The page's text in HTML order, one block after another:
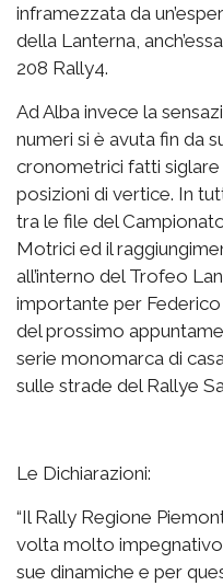
inframezzata da
della Lanterna,
208 Rally4.
Ad Alba invece la
numeri si è avuta fin da
cronometrici fatti
posizioni di vertice. In
tra le file del
Motrici ed il
all’interno del Trofeo
importante per Federico
del prossimo
serie monomarca di
sulle strade del Rallye
Le Dichiarazioni:
“Il Rally Regione
volta molto
sue dinamiche e per